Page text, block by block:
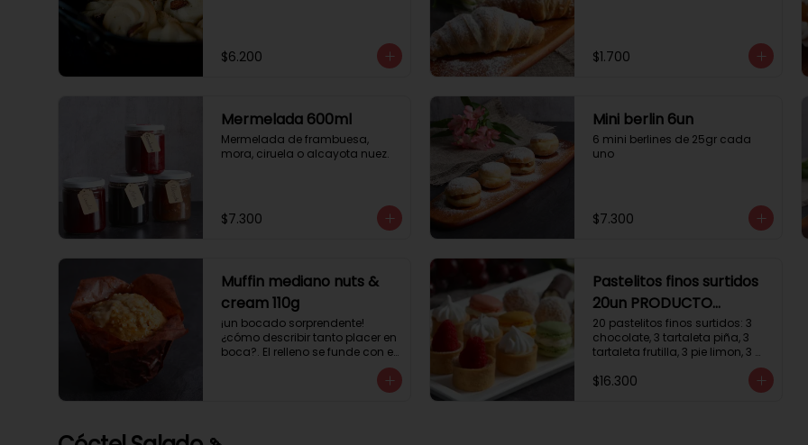
$6.200 $1.700
Mermelada 600ml
Mermelada de frambuesa,
mora, ciruela o alcayota nuez.
$7.300
Mini berlin 6un
6 mini berlines de 25gr cada
uno
$7.300
Muffin mediano nuts &
cream 110g
¡un bocado sorprendente!
¿cómo describir tanto placer en
boca?. El relleno se funde con el
potencia su masa exquisita.
Pastelitos finos surtidos
20un PRODUCTO
DELICADO
20 pastelitos finos surtidos: 3
chocolate, 3 tartaleta piña, 3
tartaleta frutilla, 3 pie limon, 3
chocolate crema, 2
$16.300